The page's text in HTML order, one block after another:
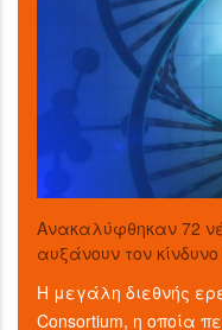
Ανακαλύφθηκαν 72
αυξάνουν τον
Η μεγάλη διεθνής
Consortium, η οποία